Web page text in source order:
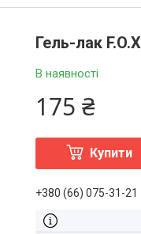
Гель-лак
В наявності
175 ₴
Купити
+380 (66) 075-31-21